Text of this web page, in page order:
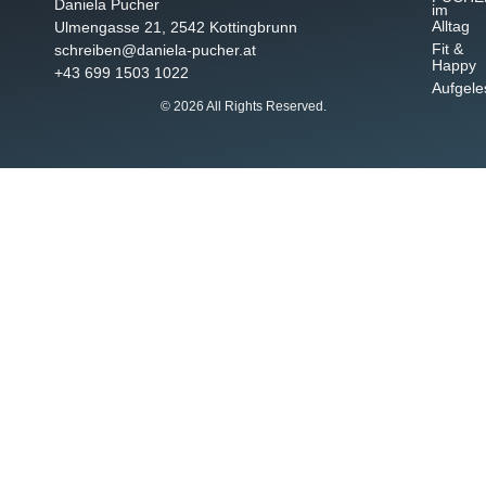
Daniela Pucher
Ulmengasse 21, 2542 Kottingbrunn
schreiben@daniela-pucher.at
+43 699 1503 1022
im
Alltag
Fit &
Happy
© 2026 All Rights Reserved.